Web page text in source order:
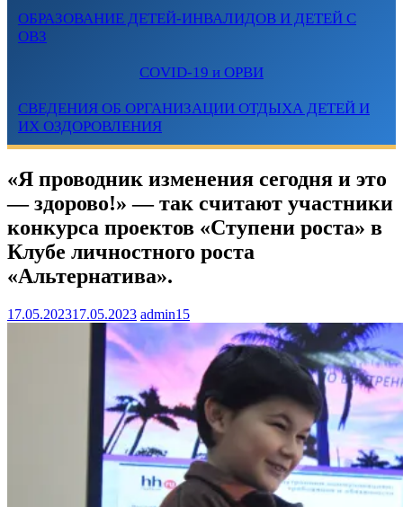
ОБРАЗОВАНИЕ ДЕТЕЙ-ИНВАЛИДОВ И ДЕТЕЙ С
ОВЗ
COVID-19 и ОРВИ
СВЕДЕНИЯ ОБ ОРГАНИЗАЦИИ ОТДЫХА ДЕТЕЙ И
ИХ ОЗДОРОВЛЕНИЯ
«Я проводник изменения сегодня и это
— здорово!» — так считают участники
конкурса проектов «Ступени роста» в
Клубе личностного роста
«Альтернатива».
17.05.202317.05.2023 admin15